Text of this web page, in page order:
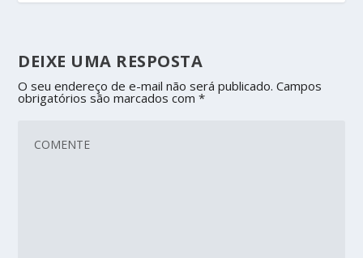
DEIXE UMA RESPOSTA
O seu endereço de e-mail não será publicado. Campos
obrigatórios são marcados com*